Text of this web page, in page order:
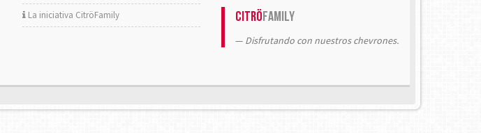
La iniciativa CitröFamily
CitröFamily
Disfrutando con nuestros chevrones.